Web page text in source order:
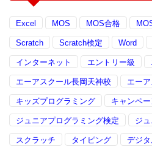
Excel MOS MOS合格
Scratch Scratch検定 Word
インターネット エントリー級
エーアスクール長岡天神校 エー
キッズプログラミング キャンペー
ジュニアプログラミング検定 ジ
スクラッチ タイピング デジ